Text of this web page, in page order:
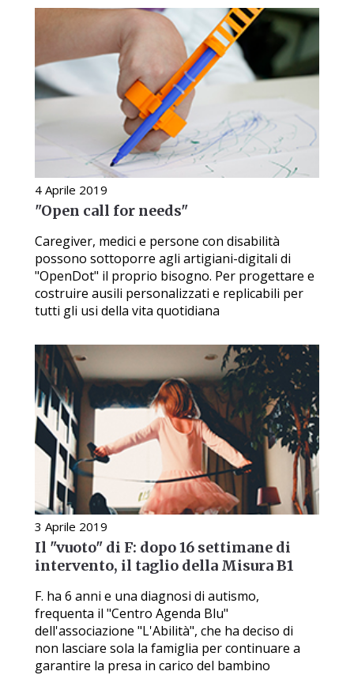
4 Aprile 2019
"Open call for needs"
Caregiver, medici e persone con disabilità
possono sottoporre agli artigiani-digitali di
"OpenDot" il proprio bisogno. Per progettare e
costruire ausili personalizzati e replicabili per
tutti gli usi della vita quotidiana
3 Aprile 2019
Il "vuoto" di F: dopo 16 settimane di
intervento, il taglio della Misura B1
F. ha 6 anni e una diagnosi di autismo,
frequenta il "Centro Agenda Blu"
dell'associazione "L'Abilità", che ha deciso di
non lasciare sola la famiglia per continuare a
garantire la presa in carico del bambino